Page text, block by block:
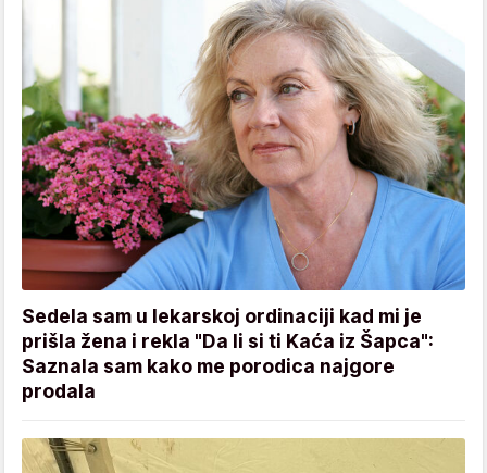
Sedela sam u lekarskoj ordinaciji kad mi je
prišla žena i rekla "Da li si ti Kaća iz Šapca":
Saznala sam kako me porodica najgore
prodala